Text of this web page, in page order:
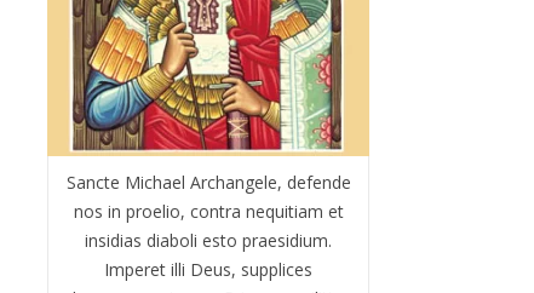
Sancte Michael Archangele, defende
nos in proelio, contra nequitiam et
insidias diaboli esto praesidium.
Imperet illi Deus, supplices